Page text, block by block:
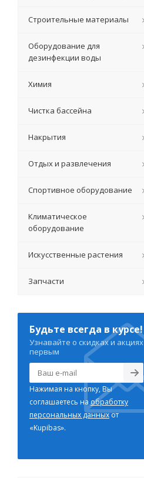
Строительные материалы
Оборудование для
дезинфекции воды
Химия
Чистка бассейна
Накрытия
Отдых и развлечения
Спортивное оборудование
Климатическое
оборудование
Искусственные растения
Запчасти
Будьте всегда в курсе!
Узнавайте о скидках и акциях
первым
Нажимая на кнопку, Вы
соглашаетесь наобработку
персональных данныхот
«Kupibas».